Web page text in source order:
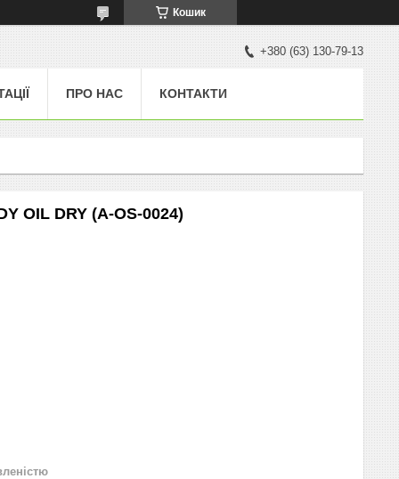
Кошик
+380 (63) 130-79-13
ПРО НАС КОНТАКТИ
OIL DRY (A-OS-0024)